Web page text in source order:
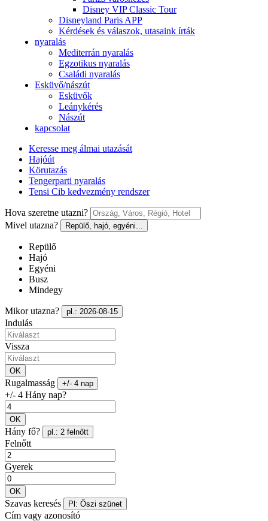
Disney VIP Classic Tour
Disneyland Paris APP
Kérdések és válaszok, utasaink írták
nyaralás
Mediterrán nyaralás
Egzotikus nyaralás
Családi nyaralás
Esküvő/nászút
Esküvők
Leánykérés
Nászút
kapcsolat
Keresse meg álmai utazását
Hajóút
Körutazás
Tengerparti nyaralás
Tensi Cib kedvezmény rendszer
Hova szeretne utazni?
Mivel utazna?
Repülő, hajó, egyéni...
Repülő
Hajó
Egyéni
Busz
Mindegy
Mikor utazna? pl.: 2026-08-15
Indulás
Vissza
OK
Rugalmasság +/- 4 nap
+/- 4 Hány nap?
OK
Hány fő? pl.: 2 felnőtt
Felnőtt
Gyerek
OK
Szavas keresés Pl: Őszi szünet
Cím vagy azonosító